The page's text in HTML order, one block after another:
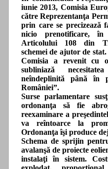
iunie 2013, Comisia
către Reprezentanţa
prin care se precizează
nicio prenotificare,
Articolului 108 din
schemei de ajutor de
Comisia a revenit cu
subliniază
neîndeplinită până în
României”.
Surse parlamentare
ordonanţa să fie
reexaminare a
va reîntoarce la
Ordonanţa îşi produce
Schema de sprijin
avalanşă de proiecte
instalaţi în sistem.